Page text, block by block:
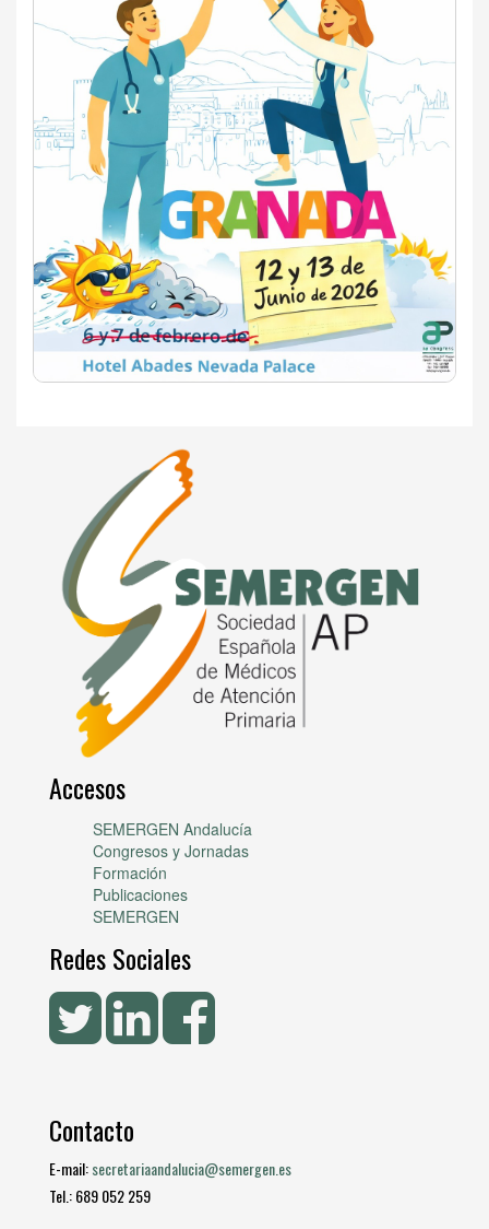
Accesos
SEMERGEN Andalucía
Congresos y Jornadas
Formación
Publicaciones
SEMERGEN
Redes Sociales
Contacto
E-mail:secretariaandalucia@semergen.es
Tel.: 689 052 259